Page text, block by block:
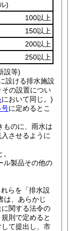
ル)
100以上
150以上
200以上
250以上
設等)
設ける排水施設
の設置につい
において同じ。)
号に定めるとこ
ものに、雨水は
させるように
ル製品その他の
らを「排水設
は、あらかじ
関する法令の
則で定めると
て提出し、市